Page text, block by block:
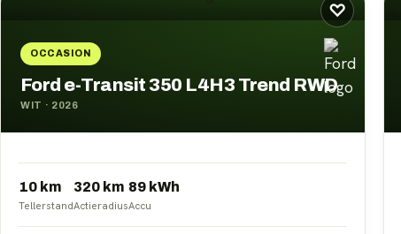
♡
OCCASION
Ford e-Transit 350 L4H3 Trend RWD
WIT · 2026
10 km
Tellerstand
320 km
Actieradius
89 kWh
Accu